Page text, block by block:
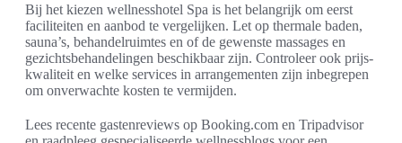
Bij het kiezen wellnesshotel Spa is het belangrijk om eerst
faciliteiten en aanbod te vergelijken. Let op thermale baden,
sauna’s, behandelruimtes en of de gewenste massages en
gezichtsbehandelingen beschikbaar zijn. Controleer ook prijs-
kwaliteit en welke services in arrangementen zijn inbegrepen
om onverwachte kosten te vermijden.
Lees recente gastenreviews op Booking.com en Tripadvisor